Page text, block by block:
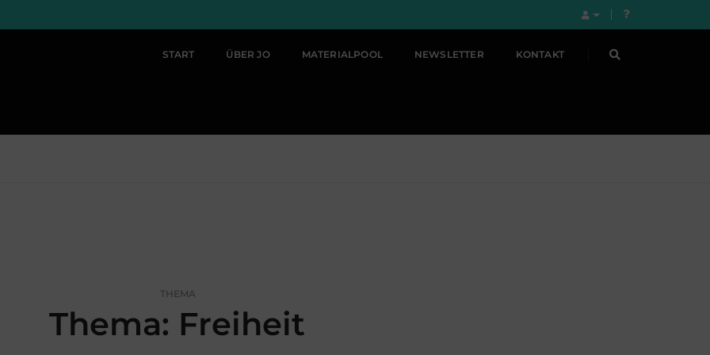
START ÜBER JO MATERIALPOOL NEWSLETTER KONTAKT
THEMA
Thema: Freiheit